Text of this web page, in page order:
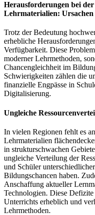
Herausforderungen bei
Lehrmaterialien: Ursachen
Trotz der Bedeutung
erhebliche
Verfügbarkeit. Diese
moderner Lehrmethoden,
Chancengleichheit im
Schwierigkeiten zählen die
finanzielle Engpässe in
Digitalisierung.
Ungleiche
In vielen Regionen fehlt es
Lehrmaterialien
in strukturschwachen
ungleiche Verteilung der
und Schüler
Bildungschancen haben.
Anschaffung aktueller
Technologien. Diese
Unterrichts erheblich und
Lehrmethoden.